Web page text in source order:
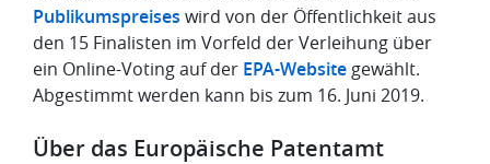
Publikumspreises wird von der Öffentlichkeit aus
den 15 Finalisten im Vorfeld der Verleihung über
ein Online-Voting auf der EPA-Website gewählt.
Abgestimmt werden kann bis zum 16. Juni 2019.
Über das Europäische Patentamt